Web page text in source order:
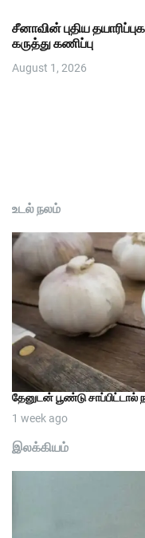
சீனாவின் புதிய
கருத்து கணிப்பு
August 1, 2026
உடல் நலம்
தேனுடன் பூண்டு
1 week ago
இலக்கியம்